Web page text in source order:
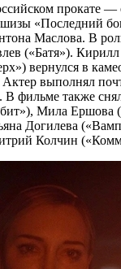
прокате
«Последний
Маслова. В
(«Батя»). Кирилл
вернулся в
выполнял
В фильме также
Мила Ершова
Догилева
Колчин